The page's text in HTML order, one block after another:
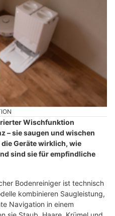
Wischfunktion
– sie saugen und wischen
Geräte wirklich, wie
sind sie für empfindliche
Bodenreiniger ist technisch
kombinieren Saugleistung,
Navigation in einem